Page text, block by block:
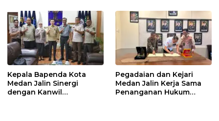
Kepala Bapenda Kota
Medan Jalin Sinergi
dengan Kanwil
Pegadaian dan Kejari
Medan Jalin Kerja Sama
Penanganan Hukum